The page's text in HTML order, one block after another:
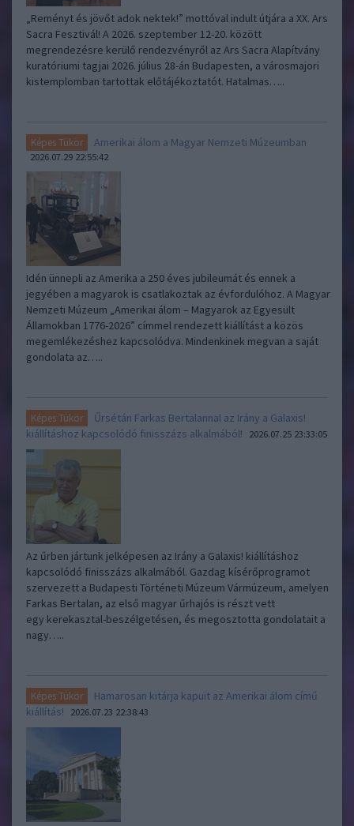
„Reményt és jövőt adok nektek!” mottóval indult útjára a XX. Ars
Sacra Fesztivál! A 2026. szeptember 12-20. között
megrendezésre kerülő rendezvényről az Ars Sacra Alapítvány
kuratóriumi tagjai 2026. július 28-án Budapesten, a városmajori
kistemplomban tartottak előtájékoztatót. Hatalmas…..
Képes Tükör Amerikai álom a Magyar Nemzeti Múzeumban
2026.07.29 22:55:42
Idén ünnepli az Amerika a 250 éves jubileumát és ennek a
jegyében a magyarok is csatlakoztak az évfordulóhoz. A Magyar
Nemzeti Múzeum „Amerikai álom – Magyarok az Egyesült
Államokban 1776-2026” címmel rendezett kiállítást a közös
megemlékezéshez kapcsolódva. Mindenkinek megvan a saját
gondolata az…..
Képes Tükör
Űrsétán Farkas Bertalannal az Irány a Galaxis!
kiállításhoz kapcsolódó finisszázs alkalmából!
2026.07.25 23:33:05
Az űrben jártunk jelképesen az Irány a Galaxis! kiállításhoz
kapcsolódó finisszázs alkalmából. Gazdag kísérőprogramot
szervezett a Budapesti Történeti Múzeum Vármúzeum, amelyen
Farkas Bertalan, az első magyar űrhajós is részt vett
egy kerekasztal-beszélgetésen, és megosztotta gondolatait a
nagy…..
Képes Tükör
Hamarosan kitárja kapuit az Amerikai álom című
kiállítás!
2026.07.23 22:38:43